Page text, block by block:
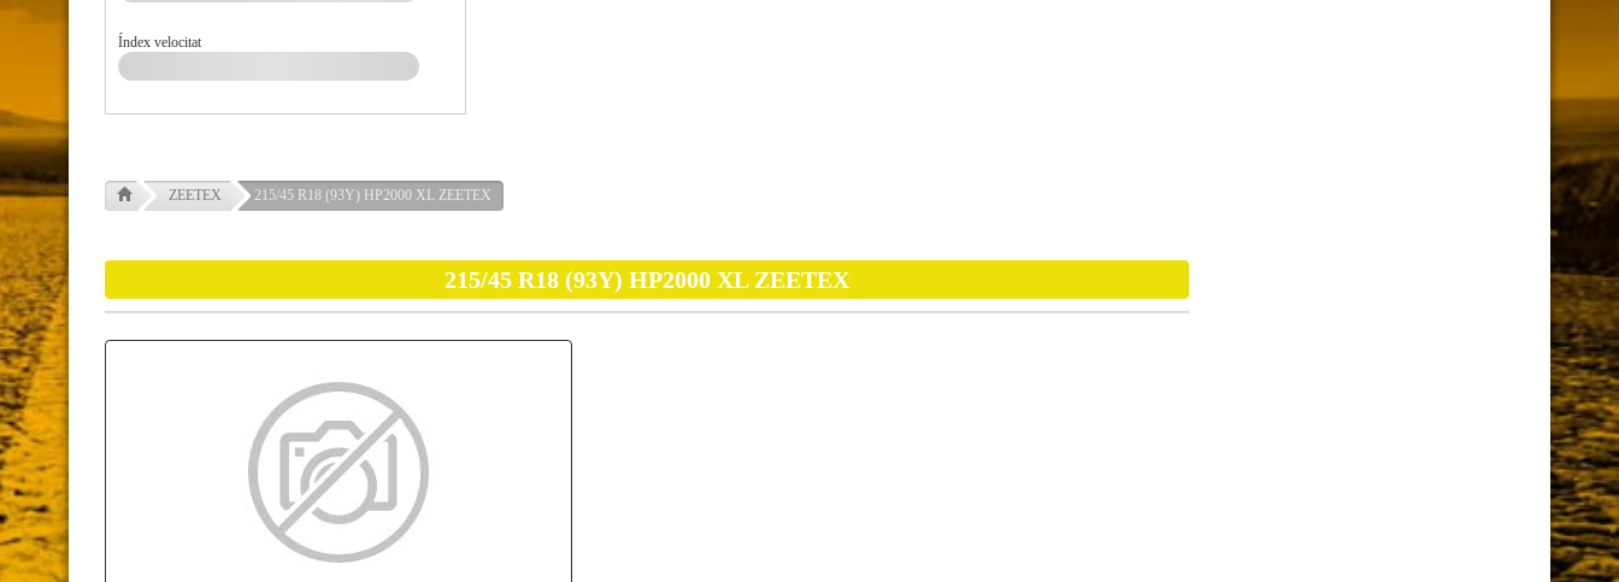
Índex velocitat
ZEETEX 215/45 R18 (93Y) HP2000 XL ZEETEX
215/45 R18 (93Y) HP2000 XL ZEETEX